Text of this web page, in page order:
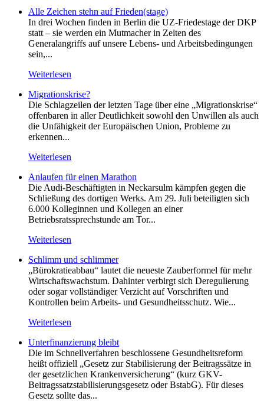
Alle Zeichen stehn auf Frieden(stage)
In drei Wochen finden in Berlin die UZ-Friedestage der DKP
statt – sie werden ein Mutmacher in Zeiten des
Generalangriffs auf unsere Lebens- und Arbeitsbedingungen
sein,...
Weiterlesen
Migrationskrise?
Die Schlagzeilen der letzten Tage über eine „Migrationskrise“
offenbaren in aller Deutlichkeit sowohl den Unwillen als auch
die Unfähigkeit der Europäischen Union, Probleme zu
erkennen...
Weiterlesen
Anlaufen für einen Marathon
Die Audi-Beschäftigten in Neckarsulm kämpfen gegen die
Schließung des dortigen Werks. Am 29. Juli beteiligten sich
6.000 Kolleginnen und Kollegen an einer
Betriebsratssprechstunde am Tor...
Weiterlesen
Schlimm und schlimmer
„Bürokratieabbau“ lautet die neueste Zauberformel für mehr
Wirtschaftswachstum. Dahinter verbirgt sich Deregulierung
oder sogar vollständiger Verzicht auf Vorschriften und
Kontrollen beim Arbeits- und Gesundheitsschutz. Wie...
Weiterlesen
Unterfinanzierung bleibt
Die im Schnellverfahren beschlossene Gesundheitsreform
heißt offiziell „Gesetz zur Stabilisierung der Beitragssätze in
der gesetzlichen Krankenversicherung“ (kurz GKV-
Beitragssatzstabilisierungsgesetz oder BstabG). Für dieses
Gesetz sollte das...